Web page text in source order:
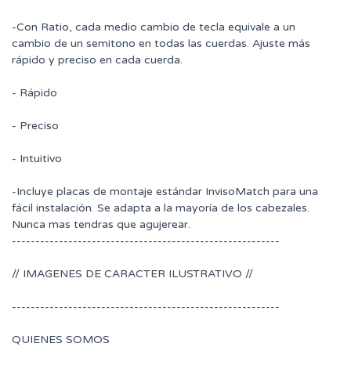
-Con Ratio, cada medio cambio de tecla equivale a un
cambio de un semitono en todas las cuerdas. Ajuste más
rápido y preciso en cada cuerda.
- Rápido
- Preciso
- Intuitivo
-Incluye placas de montaje estándar InvisoMatch para una
fácil instalación. Se adapta a la mayoría de los cabezales.
Nunca mas tendras que agujerear.
---------------------------------------------------------
// IMAGENES DE CARACTER ILUSTRATIVO //
---------------------------------------------------------
QUIENES SOMOS